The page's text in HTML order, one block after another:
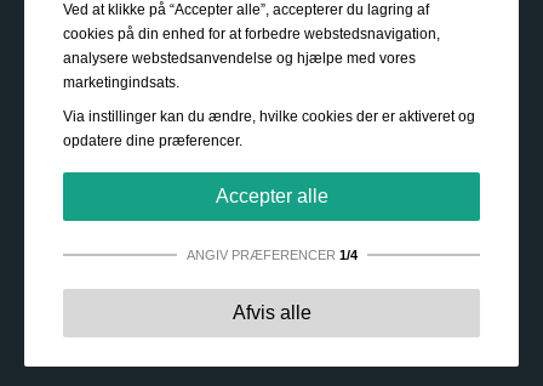
Ved at klikke på “Accepter alle”, accepterer du lagring af
cookies på din enhed for at forbedre webstedsnavigation,
analysere webstedsanvendelse og hjælpe med vores
marketingindsats.
Via instillinger kan du ændre, hvilke cookies der er aktiveret og
opdatere dine præferencer.
Accepter alle
ANGIV PRÆFERENCER 1/4
Disse cookies er essentielle for at
Afvis alle